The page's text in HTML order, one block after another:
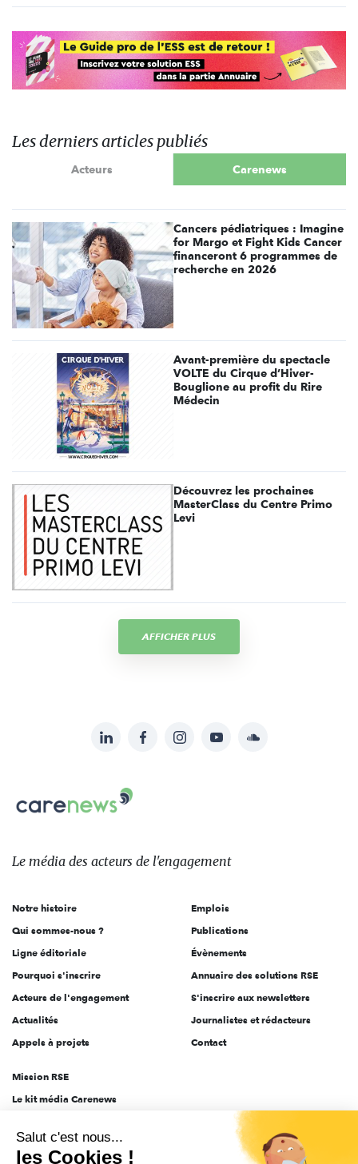
Les derniers articles publiés
Acteurs Carenews
Cancers pédiatriques : Imagine
for Margo et Fight Kids Cancer
financeront 6 programmes de
recherche en 2026
Avant-première du spectacle
VOLTE du Cirque d’Hiver-
Bouglione au profit du Rire
Médecin
Découvrez les prochaines
MasterClass du Centre Primo
Levi
AFFICHER PLUS
sur:
LinkedInFacebookInstagramYouTubeSoundcloud
Le
des
l'engagement
Le média des acteurs de l'engagement
Notre histoire
Qui sommes-nous ?
Ligne éditoriale
Pourquoi s'inscrire
Acteurs de l'engagement
Actualités
Appels à projets
Emplois
Publications
Évènements
Annuaire des solutions RSE
S'inscrire aux newsletters
Journalistes et rédacteurs
Contact
Mission RSE
Le kit média Carenews
AEF info
Salut c'est nous...
les Cookies !